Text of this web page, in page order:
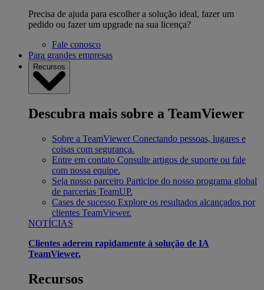
Precisa de ajuda para escolher a solução ideal, fazer um
pedido ou fazer um upgrade na sua licença?
Fale conosco
Para grandes empresas
Recursos
Descubra mais sobre a TeamViewer
Sobre a TeamViewer Conectando pessoas, lugares e
coisas com segurança.
Entre em contato Consulte artigos de suporte ou fale
com nossa equipe.
Seja nosso parceiro Participe do nosso programa global
de parcerias TeamUP.
Cases de sucesso Explore os resultados alcançados por
clientes TeamViewer.
NOTÍCIAS
Clientes aderem rapidamente à solução de IA
TeamViewer.
Recursos